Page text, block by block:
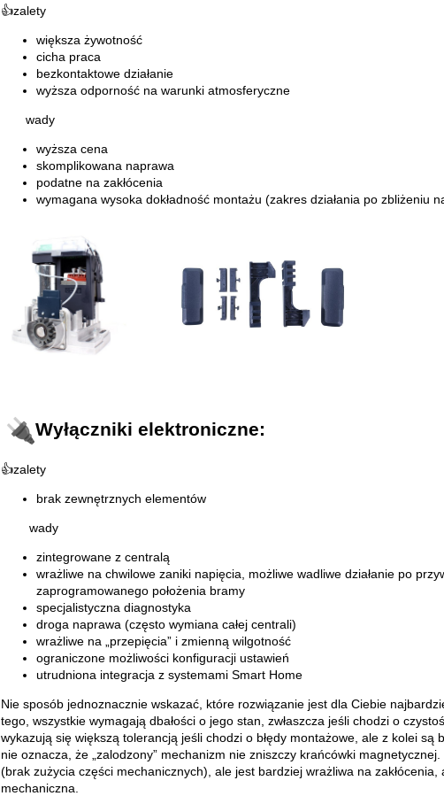
👍zalety
większa żywotność
cicha praca
bezkontaktowe działanie
wyższa odporność na warunki atmosferyczne
wady
wyższa cena
skomplikowana naprawa
podatne na zakłócenia
wymagana wysoka dokładność montażu (zakres działania po zbliżeniu
Wyłączniki elektroniczne:
👍zalety
brak zewnętrznych elementów
wady
zintegrowane z centralą
wrażliwe na chwilowe zaniki napięcia, możliwe wadliwe działanie po
zaprogramowanego położenia bramy
specjalistyczna diagnostyka
droga naprawa (często wymiana całej centrali)
wrażliwe na „przepięcia” i zmienną wilgotność
ograniczone możliwości konfiguracji ustawień
utrudniona integracja z systemami Smart Home
Nie sposób jednoznacznie wskazać, które rozwiązanie jest dla Ciebie
tego, wszystkie wymagają dbałości o jego stan, zwłaszcza jeśli chodzi o
wykazują się większą tolerancją jeśli chodzi o błędy montażowe, ale z kolei
nie oznacza, że „zalodzony” mechanizm nie zniszczy krańcówki
(brak zużycia części mechanicznych), ale jest bardziej wrażliwa na
mechaniczna.